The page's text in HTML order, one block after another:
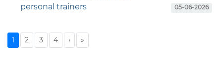
personal trainers
05-06-2026
1 2 3 4 › »